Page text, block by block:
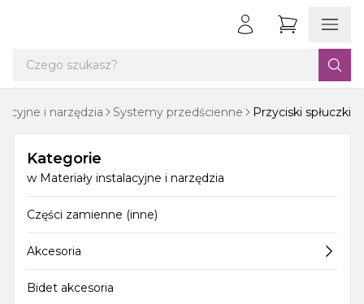
i narzędzia Systemy przedścienne Przyciski spłuczki
Kategorie
w Materiały instalacyjne i narzędzia
Części zamienne (inne)
Akcesoria
Bidet akcesoria